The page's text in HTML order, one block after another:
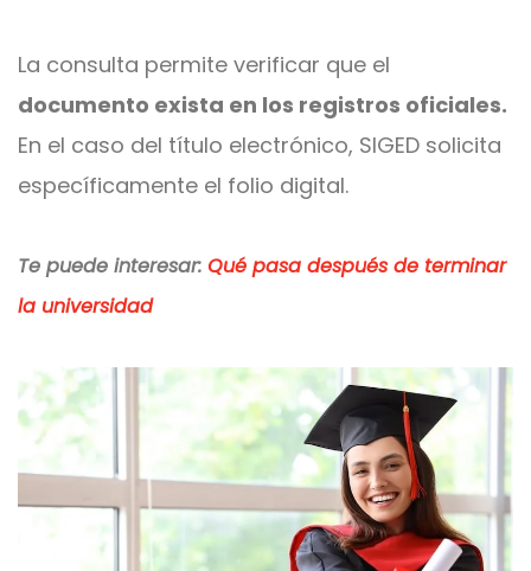
La consulta permite verificar que el
documento exista en los registros oficiales.
En el caso del título electrónico, SIGED solicita
específicamente el folio digital.
Te puede interesar: Qué pasa después de terminar
la universidad